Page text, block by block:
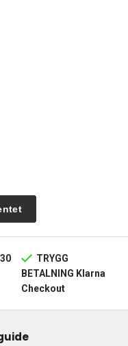
TRYGG
BETALNING Klarna
Checkout